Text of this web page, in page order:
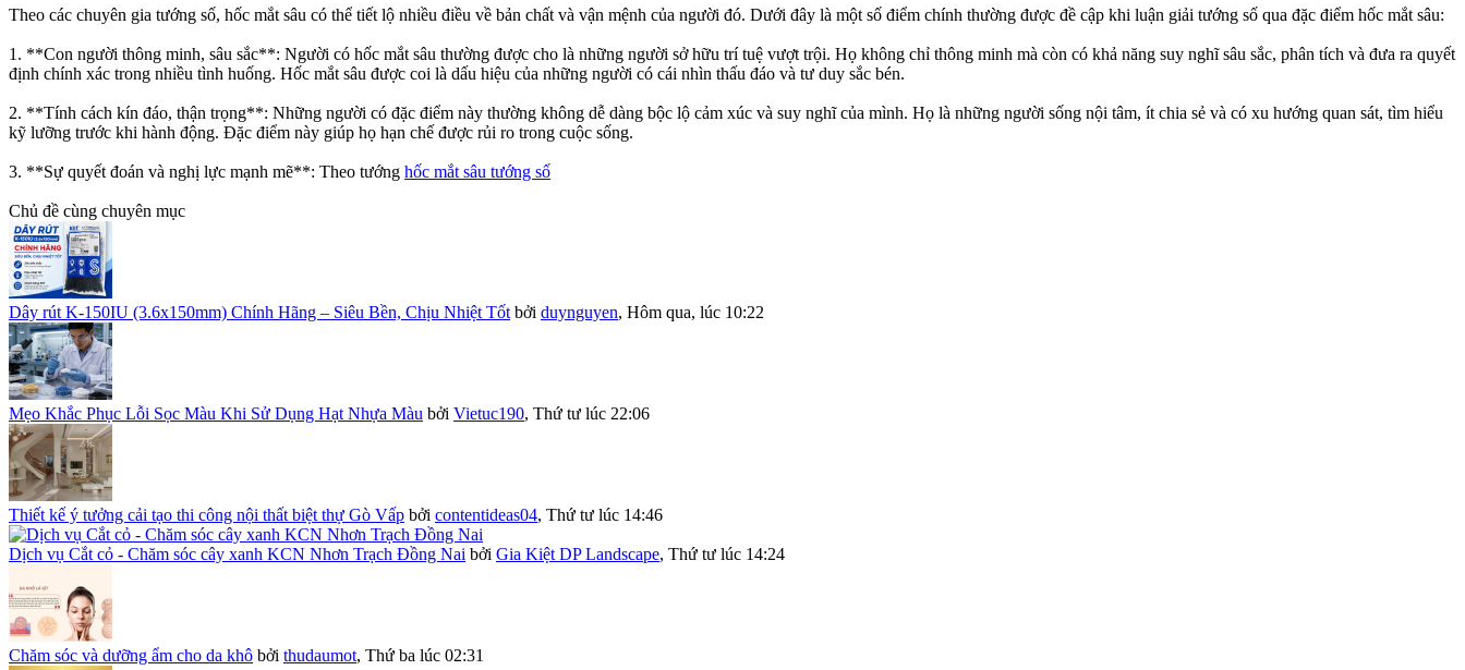
Theo các chuyên gia tướng số, hốc mắt sâu có thể tiết lộ nhiều điều về bản chất và vận mệnh của người đó. Dưới đây là một số điểm chính thường được đề cập khi luận giải tướng số qua đặc điểm hốc mắt sâu:
1. **Con người thông minh, sâu sắc**: Người có hốc mắt sâu thường được cho là những người sở hữu trí tuệ vượt trội. Họ không chỉ thông minh mà còn có khả năng suy nghĩ sâu sắc, phân tích và đưa ra quyết
định chính xác trong nhiều tình huống. Hốc mắt sâu được coi là dấu hiệu của những người có cái nhìn thấu đáo và tư duy sắc bén.
2. **Tính cách kín đáo, thận trọng**: Những người có đặc điểm này thường không dễ dàng bộc lộ cảm xúc và suy nghĩ của mình. Họ là những người sống nội tâm, ít chia sẻ và có xu hướng quan sát, tìm hiểu
kỹ lưỡng trước khi hành động. Đặc điểm này giúp họ hạn chế được rủi ro trong cuộc sống.
3. **Sự quyết đoán và nghị lực mạnh mẽ**: Theo tướng hốc mắt sâu tướng số
Chủ đề cùng chuyên mục
Dây rút K-150IU (3.6x150mm) Chính Hãng – Siêu Bền, Chịu Nhiệt Tốt bởi duynguyen, Hôm qua, lúc 10:22
Mẹo Khắc Phục Lỗi Sọc Màu Khi Sử Dụng Hạt Nhựa Màu bởi Vietuc190, Thứ tư lúc 22:06
Thiết kế ý tưởng cải tạo thi công nội thất biệt thự Gò Vấp bởi contentideas04, Thứ tư lúc 14:46
Dịch vụ Cắt cỏ - Chăm sóc cây xanh KCN Nhơn Trạch Đồng Nai bởi Gia Kiệt DP Landscape, Thứ tư lúc 14:24
Chăm sóc và dưỡng ẩm cho da khô bởi thudaumot, Thứ ba lúc 02:31